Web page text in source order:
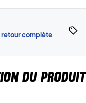
complète
DU PRODUIT